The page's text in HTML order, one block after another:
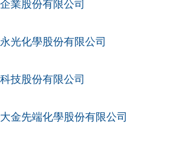
業股份有限公司
光化學股份有限公司
技股份有限公司
金先端化學股份有限公司